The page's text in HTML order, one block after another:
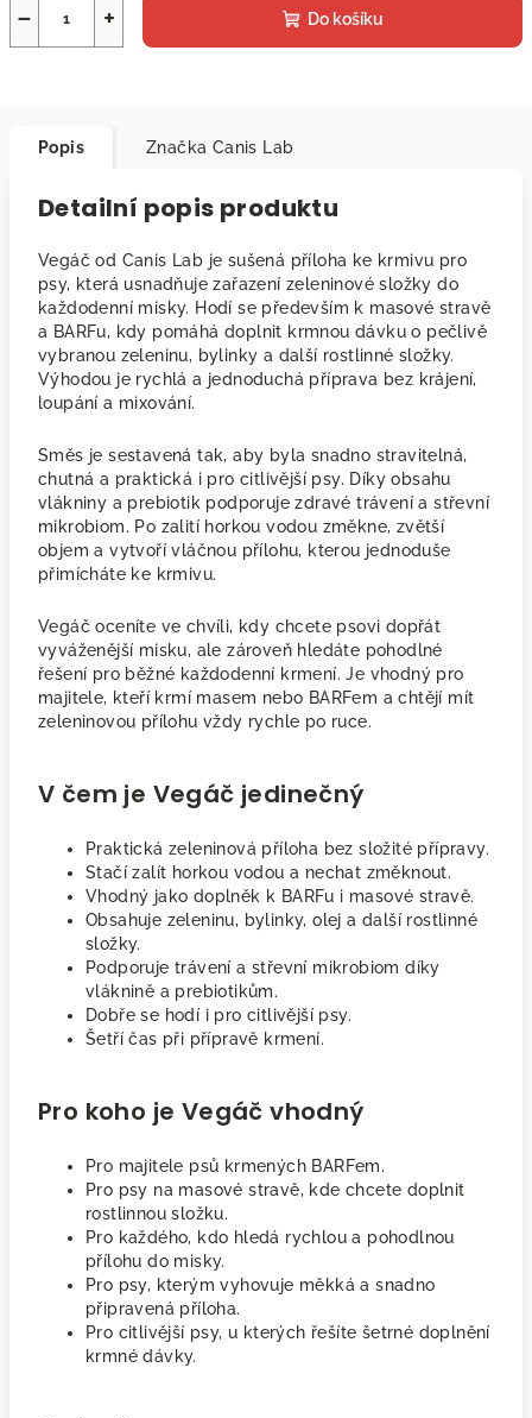
+
− Do košíku
Popis Značka Canis Lab
Detailní popis produktu
Vegáč od Canis Lab je sušená příloha ke krmivu pro
psy, která usnadňuje zařazení zeleninové složky do
každodenní misky. Hodí se především k masové stravě
a BARFu, kdy pomáhá doplnit krmnou dávku o pečlivě
vybranou zeleninu, bylinky a další rostlinné složky.
Výhodou je rychlá a jednoduchá příprava bez krájení,
loupání a mixování.
Směs je sestavená tak, aby byla snadno stravitelná,
chutná a praktická i pro citlivější psy. Díky obsahu
vlákniny a prebiotik podporuje zdravé trávení a střevní
mikrobiom. Po zalití horkou vodou změkne, zvětší
objem a vytvoří vláčnou přílohu, kterou jednoduše
přimícháte ke krmivu.
Vegáč oceníte ve chvíli, kdy chcete psovi dopřát
vyváženější misku, ale zároveň hledáte pohodlné
řešení pro běžné každodenní krmení. Je vhodný pro
majitele, kteří krmí masem nebo BARFem a chtějí mít
zeleninovou přílohu vždy rychle po ruce.
V čem je Vegáč jedinečný
Praktická zeleninová příloha bez složité přípravy.
Stačí zalít horkou vodou a nechat změknout.
Vhodný jako doplněk k BARFu i masové stravě.
Obsahuje zeleninu, bylinky, olej a další rostlinné
složky.
Podporuje trávení a střevní mikrobiom díky
vláknině a prebiotikům.
Dobře se hodí i pro citlivější psy.
Šetří čas při přípravě krmení.
Pro koho je Vegáč vhodný
Pro majitele psů krmených BARFem.
Pro psy na masové stravě, kde chcete doplnit
rostlinnou složku.
Pro každého, kdo hledá rychlou a pohodlnou
přílohu do misky.
Pro psy, kterým vyhovuje měkká a snadno
připravená příloha.
Pro citlivější psy, u kterých řešíte šetrné doplnění
krmné dávky.